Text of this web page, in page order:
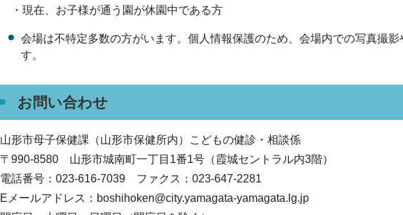
・現在、お子様が通う園が休園中である方
会場は不特定多数の方がいます。個人情報保護のため、会場内での写真撮
す。
お問い合わせ
山形市母子保健課（山形市保健所内）こどもの健診・相談係
〒990-8580 山形市城南町一丁目1番1号（霞城セントラル内3階）
電話番号：023-616-7039 ファクス：023-647-2281
Eメールアドレス：boshihoken@city.yamagata-yamagata.lg.jp